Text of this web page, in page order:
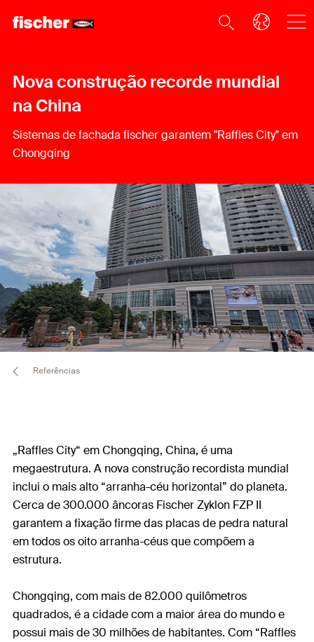
Nova construção recorde mundial
na China
Sistemas de fachada fischer garantem "Raffles City" em
Chongqing
Referências
„Raffles City“ em Chongqing, China, é uma
megaestrutura. A nova construção recordista mundial
inclui o mais alto “arranha-céu horizontal” do planeta.
Cerca de 300.000 âncoras Fischer Zyklon FZP II
garantem a fixação firme das placas de pedra natural
em todos os oito arranha-céus que compõem a
estrutura.
Chongqing, com mais de 82.000 quilômetros
quadrados, é a cidade com a maior área do mundo e
possui mais de 30 milhões de habitantes. Com “Raffles